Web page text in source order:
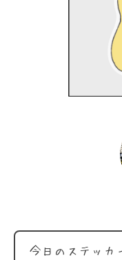
今日のステッカ